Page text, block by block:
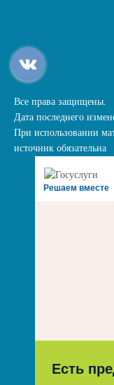
Все права защищены.
Дата последнего
При использовании
источник обязательна
Решаем вместе
Есть